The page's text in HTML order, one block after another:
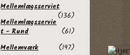
Mellemlægsserviet
(136)
Mellemlægsservie
t - Rund
(61)
Mellemværk
(197)